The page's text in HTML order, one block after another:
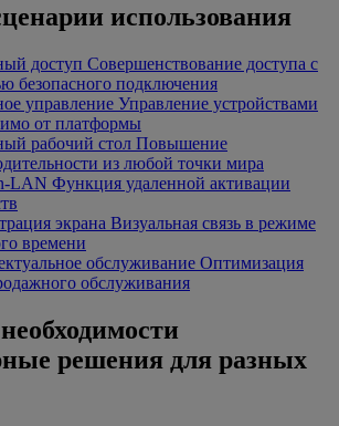
использования
доступ Совершенствование доступа с
безопасного подключения
управление Управление устройствами
от платформы
рабочий стол Повышение
из любой точки мира
LAN Функция удаленной активации
экрана Визуальная связь в режиме
времени
обслуживание Оптимизация
обслуживания
решения для разных